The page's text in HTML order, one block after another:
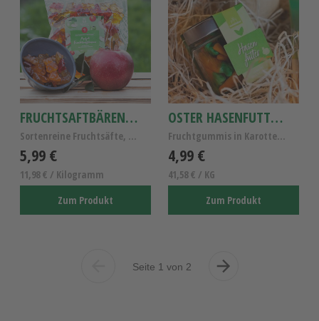
FRUCHTSAFTBÄREN APFEL
Sortenreine Fruchtsäfte, Fruchtgummi Apfel mit Herz
5,99 €
11,98 € / Kilogramm
Zum Produkt
OSTER HASENFUTTER FRUCHTGUMMIS
Fruchtgummis in Karottenform 120g
4,99 €
41,58 € / KG
Zum Produkt
VorherigeSeite 1 von 2
Nächste